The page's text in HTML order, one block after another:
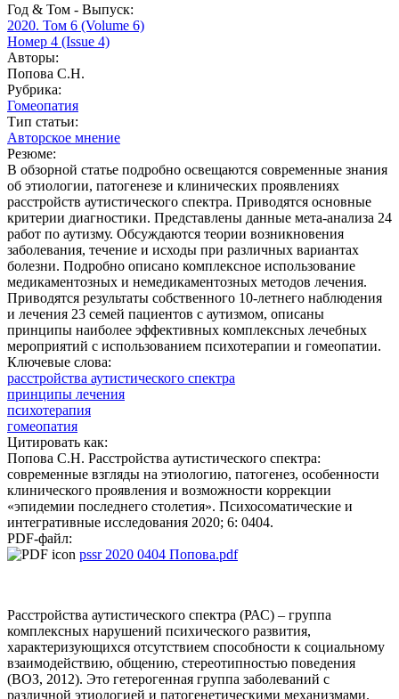
Год & Том - Выпуск:
2020. Том 6 (Volume 6)
Номер 4 (Issue 4)
Авторы:
Попова С.Н.
Рубрика:
Гомеопатия
Тип статьи:
Авторское мнение
Резюме:
В обзорной статье подробно освещаются современные знания
об этиологии, патогенезе и клинических проявлениях
расстройств аутистического спектра. Приводятся основные
критерии диагностики. Представлены данные мета-анализа 24
работ по аутизму. Обсуждаются теории возникновения
заболевания, течение и исходы при различных вариантах
болезни. Подробно описано комплексное использование
медикаментозных и немедикаментозных методов лечения.
Приводятся результаты собственного 10-летнего наблюдения
и лечения 23 семей пациентов с аутизмом, описаны
принципы наиболее эффективных комплексных лечебных
мероприятий с использованием психотерапии и гомеопатии.
Ключевые слова:
расстройства аутистического спектра
принципы лечения
психотерапия
гомеопатия
Цитировать как:
Попова С.Н. Расстройства аутистического спектра:
современные взгляды на этиологию, патогенез, особенности
клинического проявления и возможности коррекции
«эпидемии последнего столетия». Психосоматические и
интегративные исследования 2020; 6: 0404.
PDF-файл:
pssr 2020 0404 Попова.pdf
Расстройства аутистического спектра (РАС) – группа
комплексных нарушений психического развития,
характеризующихся отсутствием способности к социальному
взаимодействию, общению, стереотипностью поведения
(ВОЗ, 2012). Это гетерогенная группа заболеваний с
различной этиологией и патогенетическими механизмами.